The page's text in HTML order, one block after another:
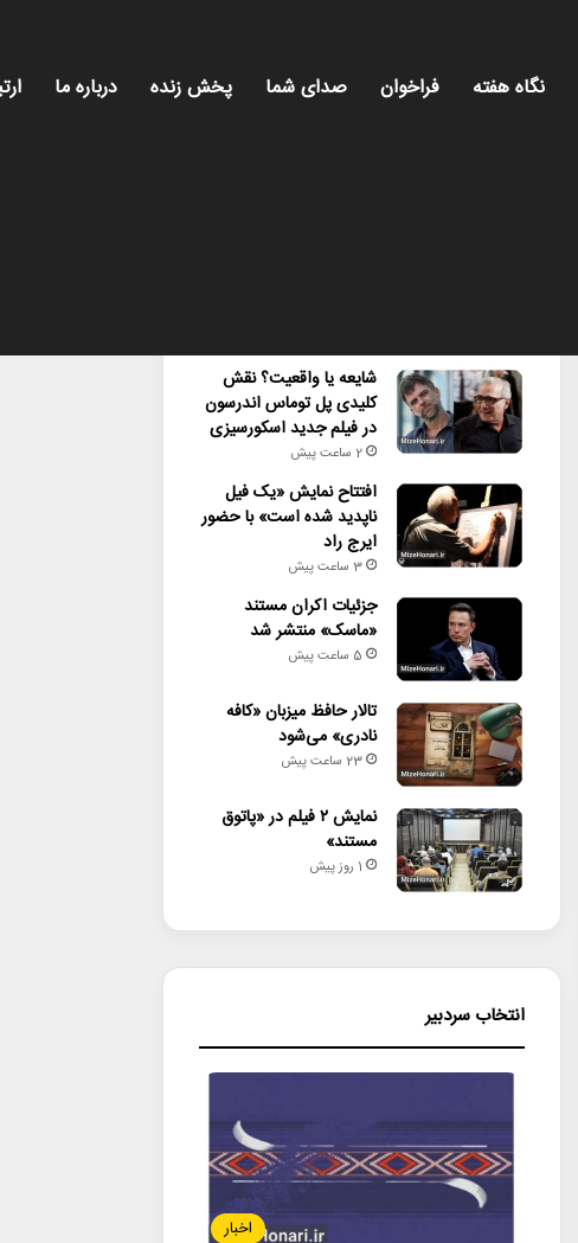
نگاه هفته فراخوان صدای شما پخش زنده درباره ما
شایعه یا واقعیت؟ نقش
کلیدی پل توماس اندرسون
در فیلم جدید اسکورسیزی
2 ساعت پیش
افتتاح نمایش «یک فیل
ناپدید شده است» با حضور
ایرج راد
3 ساعت پیش
جزئیات اکران مستند
«ماسک» منتشر شد
5 ساعت پیش
تالار حافظ میزبان «کافه
نادری» می‌شود
23 ساعت پیش
نمایش ۲ فیلم در «پاتوق
مستند»
1 روز پیش
انتخاب سردبیر
اخبار